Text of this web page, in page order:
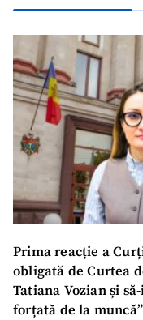
Prima reacție a
obligată de Curtea
Tatiana Vozian și
forțată de la muncă”